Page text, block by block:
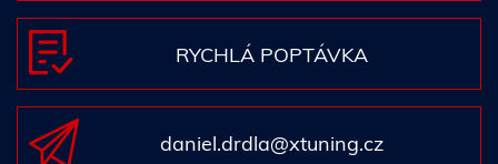
RYCHLÁ POPTÁVKA
daniel.drdla@xtuning.cz